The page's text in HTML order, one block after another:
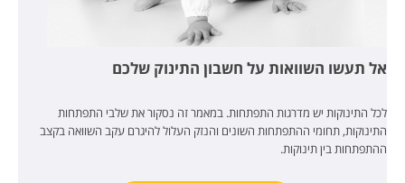
אל תעשו השוואות על חשבון התינוק שלכם
לכל התינוקות יש מדרגות התפתחות. במאמר זה נסקור את שלבי התפתחות
התינוקות, תחומי ההתפתחות השונים והנזק העלול להיגרם עקב השוואה בקצב
ההתפתחות בין תינוקות.